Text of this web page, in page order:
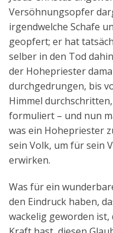
Versöhnungsopfer
irgendwelche Schafe
geopfert; er hat
selber in den Tod
der Hohepriester
durchgedrungen, bis
Himmel
formuliert – und nun
was ein Hohepriester
sein Volk, um für sein
erwirken.
Was für ein
den Eindruck haben,
wackelig geworden ist,